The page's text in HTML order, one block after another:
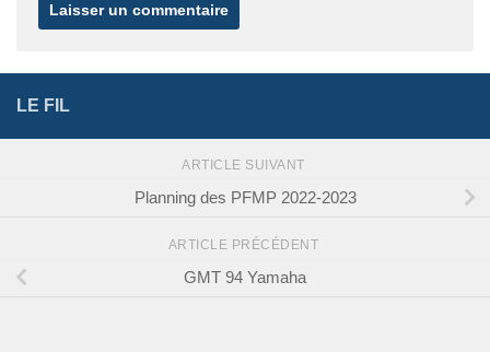
LE FIL
ARTICLE SUIVANT
Planning des PFMP 2022-2023
ARTICLE PRÉCÉDENT
GMT 94 Yamaha